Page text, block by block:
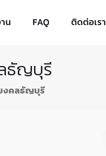
น FAQ ติดต่อเรา
ธัญบุรี
งคลธัญบุรี